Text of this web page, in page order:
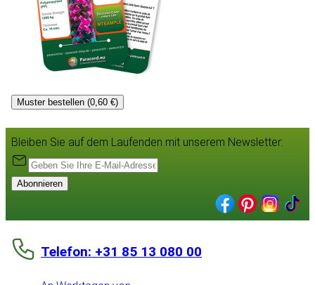
Muster bestellen (0,60 €)
Bleiben Sie auf dem Laufenden mit unserem Newsletter:
Abonnieren
Telefon: +31 85 13 080 00